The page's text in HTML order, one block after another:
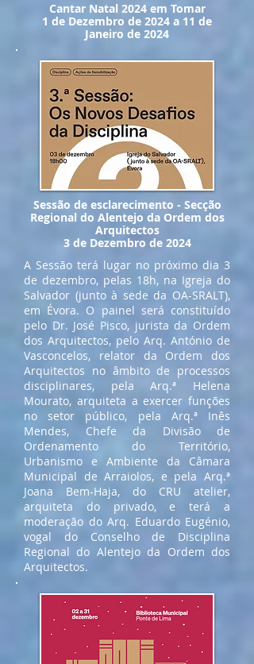
Cantar Natal 2024 em Tomar
1 de Dezembro de 2024 a 11 de
Janeiro de 2024
Sessão de esclarecimento - Secção
Regional do Alentejo da Ordem dos
Arquitectos
3 de Dezembro de 2024
A Sessão terá lugar no próximo dia 3
de dezembro, pelas 18h, na Igreja do
Salvador (junto à sede da OA-SRALT),
em Évora. O painel será constituído
pelo Dr. José Pisco, jurista da Ordem
dos Arquitectos, pelo Arq. António de
Vasconcelos, relator da Ordem dos
Arquitectos no âmbito de processos
disciplinares, pela Arq.ª Helena
Mourato, arquiteta a exercer funções
no setor público, pela Arq.ª Inês
Mendes, Chefe da Divisão de
Ordenamento do Território,
Urbanismo e Ambiente da Câmara
Municipal de Arraiolos, e pela Arq.ª
Joana Bem-Haja, do CRU atelier,
arquiteta do privado, e terá a
moderação do Arq. Eduardo Eugénio,
vogal do Conselho de Disciplina
Regional do Alentejo da Ordem dos
Arquitectos.